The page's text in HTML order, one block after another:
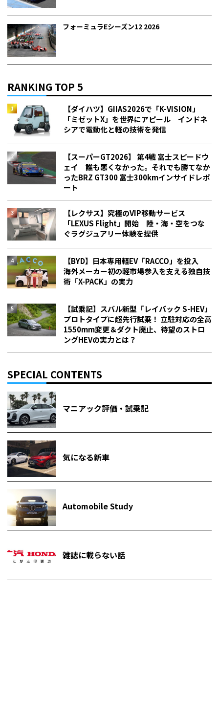
フォーミュラEシーズン12 2026
RANKING TOP 5
【ダイハツ】GIIAS2026で「K-VISION」
「ミゼットX」を世界にアピール インドネ
シアで電動化と軽の技術を発信
【スーパーGT2026】 第4戦 富士スピードウ
ェイ 誰も悪くなかった。それでも勝てなか
った――BRZ GT300 富士300kmインサイドレポ
ート
【レクサス】究極のVIP移動サービス
「LEXUS Flight」開始 陸・海・空をつな
ぐラグジュアリー体験を提供
【BYD】日本専用軽EV「RACCO」を投入
海外メーカー初の軽市場参入を支える独自技
術「X-PACK」の実力
【試乗記】スバル新型「レイバック S-HEV」
プロトタイプに超先行試乗！ 立駐対応の全高
1550mm変更＆ダクト廃止、待望のストロ
ングHEVの実力とは？
SPECIAL CONTENTS
マニアック評価・試乗記
気になる新車
Automobile Study
雑誌に載らない話